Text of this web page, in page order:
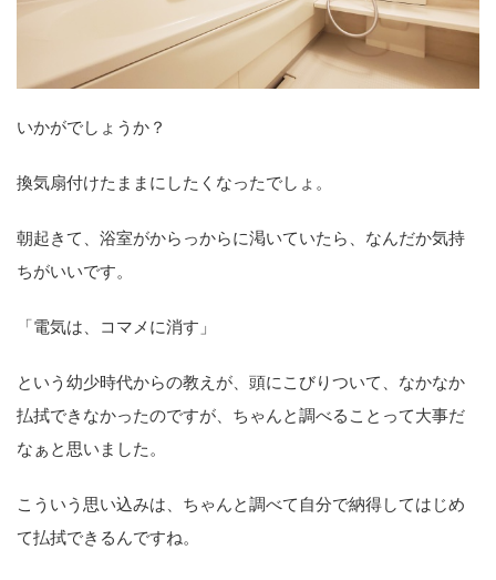
いかがでしょうか？
換気扇付けたままにしたくなったでしょ。
朝起きて、浴室がからっからに渇いていたら、なんだか気持
ちがいいです。
「電気は、コマメに消す」
という幼少時代からの教えが、頭にこびりついて、なかなか
払拭できなかったのですが、ちゃんと調べることって大事だ
なぁと思いました。
こういう思い込みは、ちゃんと調べて自分で納得してはじめ
て払拭できるんですね。